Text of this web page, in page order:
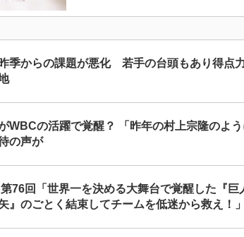
季からの課題が悪化 若手の台頭もあり得点
WBCの活躍で覚醒？ 「昨年の村上宗隆のよ
の声が
76回「世界一を決める大舞台で覚醒した『巨
』のごとく結束してチームを低迷から救え！」